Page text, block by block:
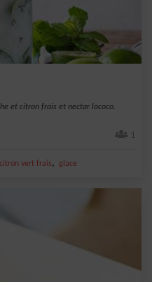
et citron frais et nectar lococo.
1
citron vert frais, glace